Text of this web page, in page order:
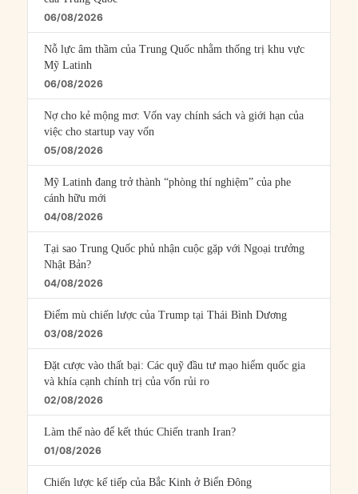
06/08/2026
Nỗ lực âm thầm của Trung Quốc nhằm thống trị khu vực
Mỹ Latinh
06/08/2026
Nợ cho kẻ mộng mơ: Vốn vay chính sách và giới hạn của
việc cho startup vay vốn
05/08/2026
Mỹ Latinh đang trở thành “phòng thí nghiệm” của phe
cánh hữu mới
04/08/2026
Tại sao Trung Quốc phủ nhận cuộc gặp với Ngoại trưởng
Nhật Bản?
04/08/2026
Điểm mù chiến lược của Trump tại Thái Bình Dương
03/08/2026
Đặt cược vào thất bại: Các quỹ đầu tư mạo hiểm quốc gia
và khía cạnh chính trị của vốn rủi ro
02/08/2026
Làm thế nào để kết thúc Chiến tranh Iran?
01/08/2026
Chiến lược kế tiếp của Bắc Kinh ở Biển Đông